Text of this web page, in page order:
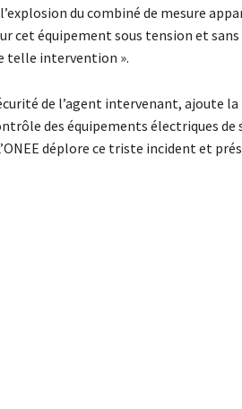
du combiné de mesure
cet équipement sous tension et
telle intervention ».
de l’agent intervenant, ajoute la
des équipements électriques de
déplore ce triste incident et